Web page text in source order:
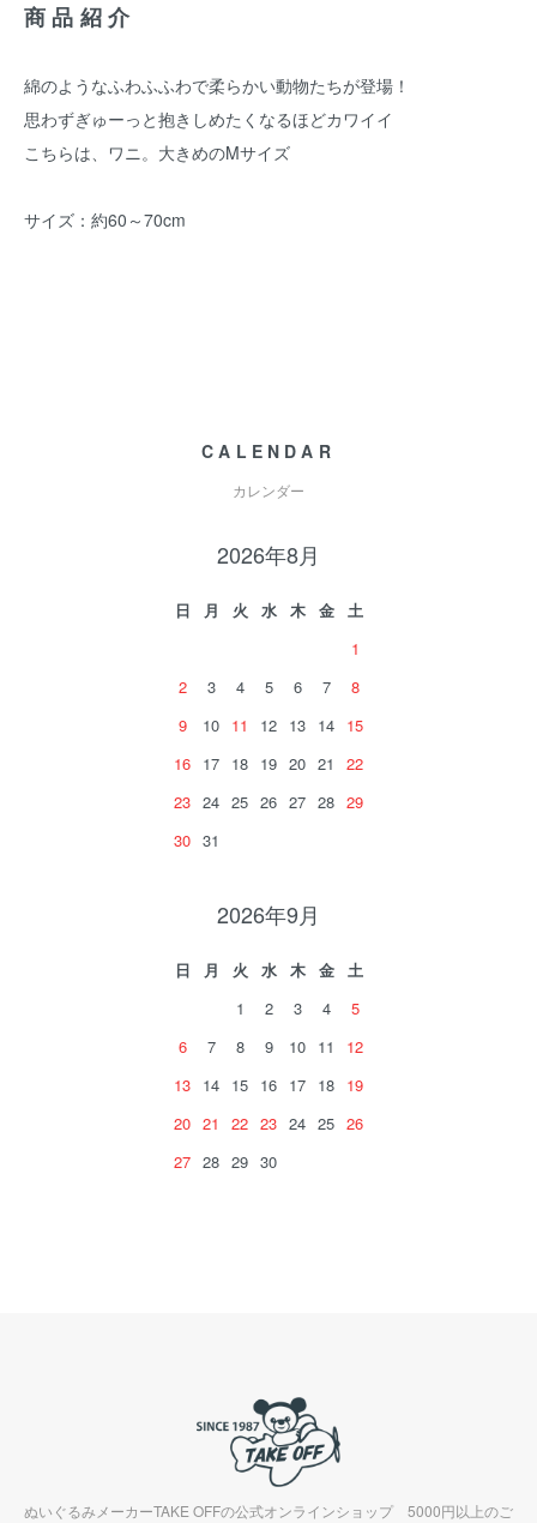
商品紹介
綿のようなふわふふわで柔らかい動物たちが登場！
思わずぎゅーっと抱きしめたくなるほどカワイイ
こちらは、ワニ。大きめのMサイズ
サイズ：約60～70cm
CALENDAR
カレンダー
2026年8月
日 月 火 水 木 金
土
1
2
3 4 5 6 7
8
9
10 11 12 13 14 15
16 17 18 19 20 21
22
23 24 25 26 27 28 29
30 31
2026年9月
日 月 火 水 木 金
土
1
2 3 4
5
6
7 8 9 10 11
12
13 14 15 16 17 18 19
20 21 22 23 24 25 26
27 28 29 30
ぬいぐるみメーカーTAKE OFFの公式オンラインショップ 5000円以上のご